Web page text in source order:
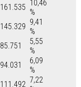
161.535 10,46
%
145.329 9,41
%
85.751
5,55
%
94.031
6,09
%
111.492 7,22